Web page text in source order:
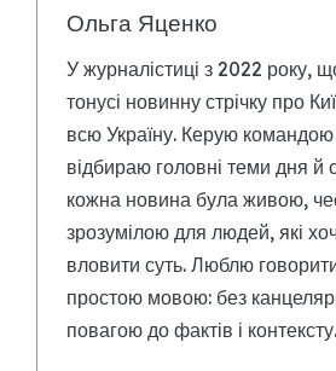
Ольга Яценко
У журналістиці з 2022 року,
тонусі новинну стрічку про
всю Україну. Керую командою
відбираю головні теми дня й
кожна новина була живою,
зрозумілою для людей, які
вловити суть. Люблю
простою мовою: без
повагою до фактів і контексту.